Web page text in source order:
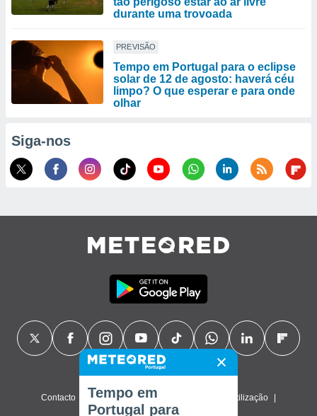
durante uma trovoada
PREVISÃO
Tempo em Portugal para o eclipse
solar de 12 de agosto: haverá céu
limpo? O que esperar e para onde
olhar
Siga-nos
Contacto Sobre nós FAQ Termos de utilização
Tempo em
Portugal para